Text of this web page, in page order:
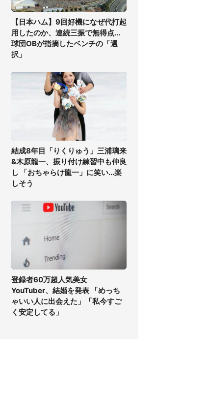
【日本ハム】9回好機になぜ代打起
用したのか、連続三振で無得点...
球団OBが指摘したベンチの「選
択」
結成8年目「りくりゅう」三浦璃来
&木原龍一、振り付け練習中も仲良
し 「おちゃらけ龍一」に笑い...楽
しそう
登録者60万超人気美女
YouTuber、結婚を発表 「めっち
ゃいい人に出会えた」「私今すご
く安定してる」